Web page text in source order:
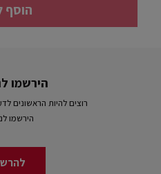
הוסף
הירשמו
רוצים להיות הראשונים
הירשמו